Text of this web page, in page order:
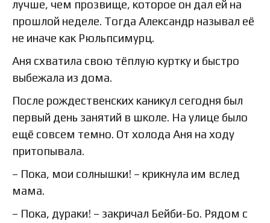
лучше, чем прозвище, которое он дал ей на
прошлой неделе. Тогда Александр называл её
не иначе как Рюльпсимурц.
Аня схватила свою тёплую куртку и быстро
выбежала из дома.
После рождественских каникул сегодня был
первый день занятий в школе. На улице было
ещё совсем темно. От холода Аня на ходу
притопывала.
– Пока, мои солнышки! – крикнула им вслед
мама.
– Пока, дураки! – закричал Бейби-Бо. Рядом с